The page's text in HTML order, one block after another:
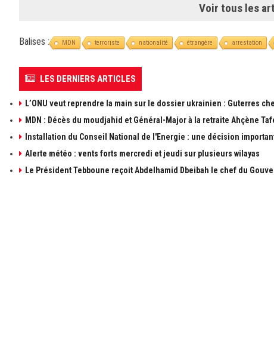
Voir tous les
Balises : MDN terroriste nationalité étrangère arrestation
LES DERNIERS ARTICLES
L’ONU veut reprendre la main sur le dossier ukrainien : Guterres
MDN : Décès du moudjahid et Général-Major à la retraite Ahçène
Installation du Conseil National de l'Energie : une décision
Alerte météo : vents forts mercredi et jeudi sur plusieurs wilayas
Le Président Tebboune reçoit Abdelhamid Dbeibah le chef du